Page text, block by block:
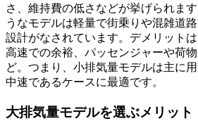
さ、維持費の低さなどが挙げられま
うなモデルは軽量で街乗りや混雑道
設計がなされています。デメリット
高速での余裕、パッセンジャーや荷
ど。つまり、小排気量モデルは主に
中速であるケースに最適です。
大排気量モデルを選ぶメリット